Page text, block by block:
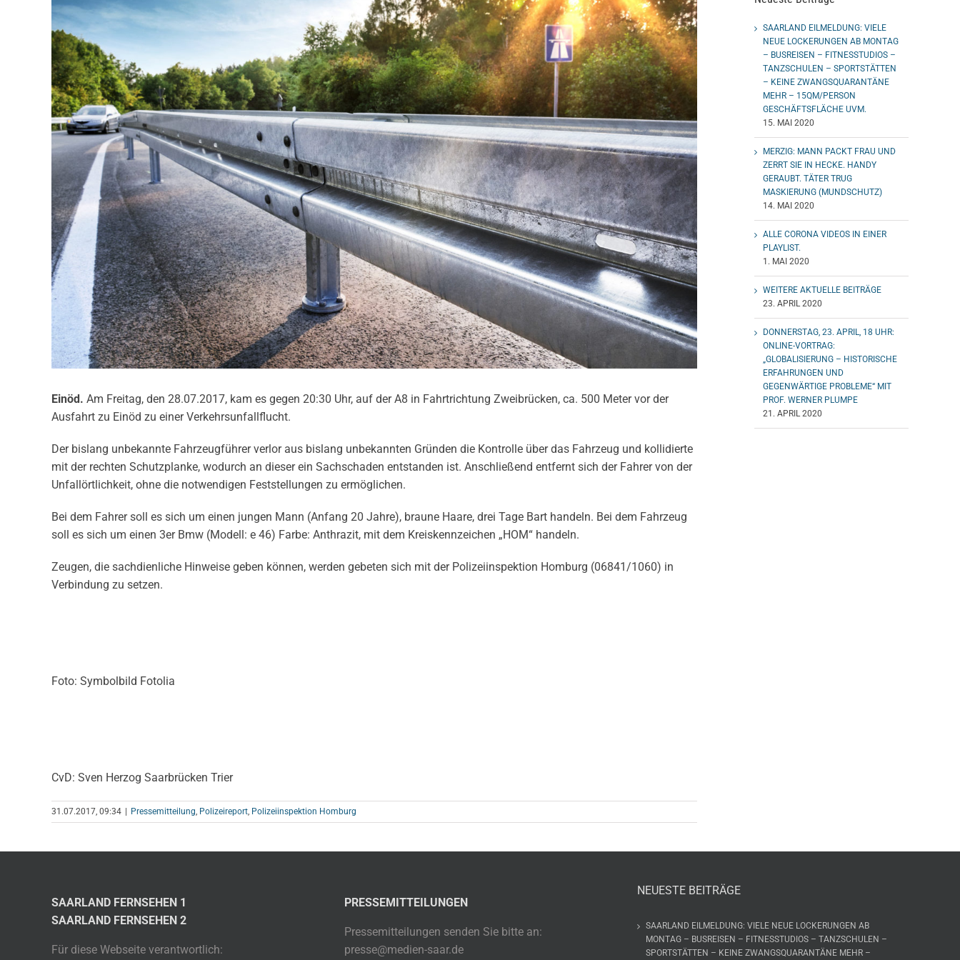
Einöd. Am Freitag, den 28.07.2017, kam es gegen 20:30 Uhr, auf der A8 in Fahrtrichtung Zweibrücken, ca. 500 Meter vor der
Ausfahrt zu Einöd zu einer Verkehrsunfallflucht.
Der bislang unbekannte Fahrzeugführer verlor aus bislang unbekannten Gründen die Kontrolle über das Fahrzeug und kollidierte
mit der rechten Schutzplanke, wodurch an dieser ein Sachschaden entstanden ist. Anschließend entfernt sich der Fahrer von der
Unfallörtlichkeit, ohne die notwendigen Feststellungen zu ermöglichen.
Bei dem Fahrer soll es sich um einen jungen Mann (Anfang 20 Jahre), braune Haare, drei Tage Bart handeln. Bei dem Fahrzeug
soll es sich um einen 3er Bmw (Modell: e 46) Farbe: Anthrazit, mit dem Kreiskennzeichen „HOM“ handeln.
Zeugen, die sachdienliche Hinweise geben können, werden gebeten sich mit der Polizeiinspektion Homburg (06841/1060) in
Verbindung zu setzen.
Foto: Symbolbild Fotolia
CvD: Sven Herzog Saarbrücken Trier
31.07.2017, 09:34 Pressemitteilung, Polizeireport, Polizeiinspektion Homburg
SAARLAND EILMELDUNG: VIELE
NEUE LOCKERUNGEN AB MONTAG
– BUSREISEN – FITNESSTUDIOS –
TANZSCHULEN – SPORTSTÄTTEN
– KEINE ZWANGSQUARANTÄNE
MEHR – 15QM/PERSON
GESCHÄFTSFLÄCHE UVM.
15. MAI 2020
MERZIG: MANN PACKT FRAU UND
ZERRT SIE IN HECKE. HANDY
GERAUBT. TÄTER TRUG
MASKIERUNG (MUNDSCHUTZ)
14. MAI 2020
ALLE CORONA VIDEOS IN EINER
PLAYLIST.
1. MAI 2020
WEITERE AKTUELLE BEITRÄGE
23. APRIL 2020
DONNERSTAG, 23. APRIL, 18 UHR:
ONLINE-VORTRAG:
„GLOBALISIERUNG – HISTORISCHE
ERFAHRUNGEN UND
GEGENWÄRTIGE PROBLEME“ MIT
PROF. WERNER PLUMPE
21. APRIL 2020
SAARLAND FERNSEHEN 1
SAARLAND FERNSEHEN 2
Für diese Webseite verantwortlich:
PRESSEMITTEILUNGEN
Pressemitteilungen senden Sie bitte an:
presse@medien-saar.de
NEUESTE BEITRÄGE
SAARLAND EILMELDUNG: VIELE NEUE LOCKERUNGEN AB
MONTAG – BUSREISEN – FITNESSTUDIOS – TANZSCHULEN –
SPORTSTÄTTEN – KEINE ZWANGSQUARANTÄNE MEHR –